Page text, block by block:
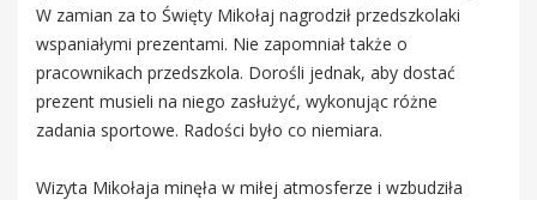
W zamian za to Święty Mikołaj nagrodził przedszkolaki
wspaniałymi prezentami. Nie zapomniał także o
pracownikach przedszkola. Dorośli jednak, aby dostać
prezent musieli na niego zasłużyć, wykonując różne
zadania sportowe. Radości było co niemiara.
Wizyta Mikołaja minęła w miłej atmosferze i wzbudziła